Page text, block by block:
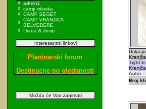
admin1
camp mlaska
CAMP SEGET
CAMP VRANJICA
BELVEDERE
Diana & Josip
Interesantni linkovi
Planinarski forum
Destinacije po gledanosti
Možda će Vas zanimati
Uska
Kranjča
Tight
Kranjča
Autor :
Broj